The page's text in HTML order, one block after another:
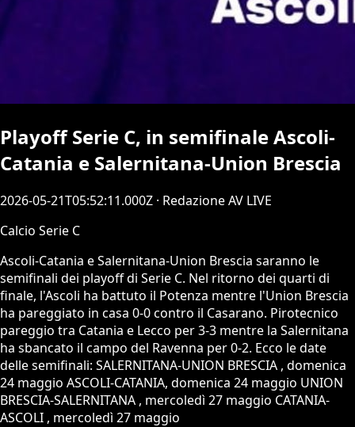
Playoff Serie C, in semifinale Ascoli-
Catania e Salernitana-Union Brescia
2026-05-21T05:52:11.000Z · Redazione AV LIVE
Calcio Serie C
Ascoli-Catania e Salernitana-Union Brescia saranno le
semifinali dei playoff di Serie C. Nel ritorno dei quarti di
finale, l'Ascoli ha battuto il Potenza mentre l'Union Brescia
ha pareggiato in casa 0-0 contro il Casarano. Pirotecnico
pareggio tra Catania e Lecco per 3-3 mentre la Salernitana
ha sbancato il campo del Ravenna per 0-2. Ecco le date
delle semifinali: SALERNITANA-UNION BRESCIA , domenica
24 maggio ASCOLI-CATANIA, domenica 24 maggio UNION
BRESCIA-SALERNITANA , mercoledì 27 maggio CATANIA-
ASCOLI , mercoledì 27 maggio